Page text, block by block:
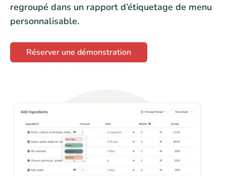
regroupé dans un rapport d’étiquetage de menu
personnalisable.
Réserver une démonstration